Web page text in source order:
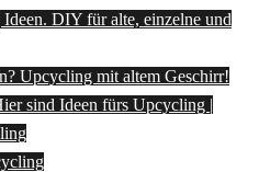
DIY für alte, einzelne und
Upcycling mit altem Geschirr!
sind Ideen fürs Upcycling |